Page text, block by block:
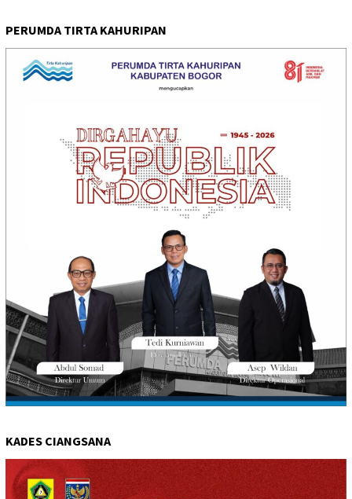
PERUMDA TIRTA KAHURIPAN
KADES CIANGSANA